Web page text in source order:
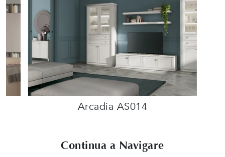
Arcadia AS014
Continua a Navigare